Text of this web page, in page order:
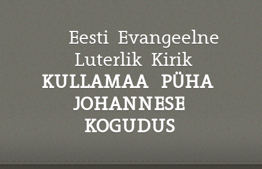
Eesti Evangeelne
Luterlik Kirik
KULLAMAA PÜHA
JOHANNESE
KOGUDUS